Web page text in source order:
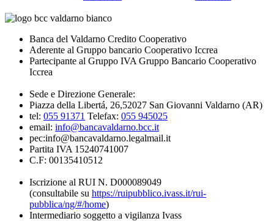
Banca del Valdarno Credito Cooperativo
Aderente al Gruppo bancario Cooperativo Iccrea
Partecipante al Gruppo IVA Gruppo Bancario Cooperativo
Iccrea
Sede e Direzione Generale:
Piazza della Libertá, 26,52027 San Giovanni Valdarno (AR)
tel: 055 91371 Telefax: 055 945025
email: info@bancavaldarno.bcc.it
pec:info@bancavaldarno.legalmail.it
Partita IVA 15240741007
C.F: 00135410512
Iscrizione al RUI N. D000089049
(consultabile su https://ruipubblico.ivass.it/rui-
pubblica/ng/#/home)
Intermediario soggetto a vigilanza Ivass